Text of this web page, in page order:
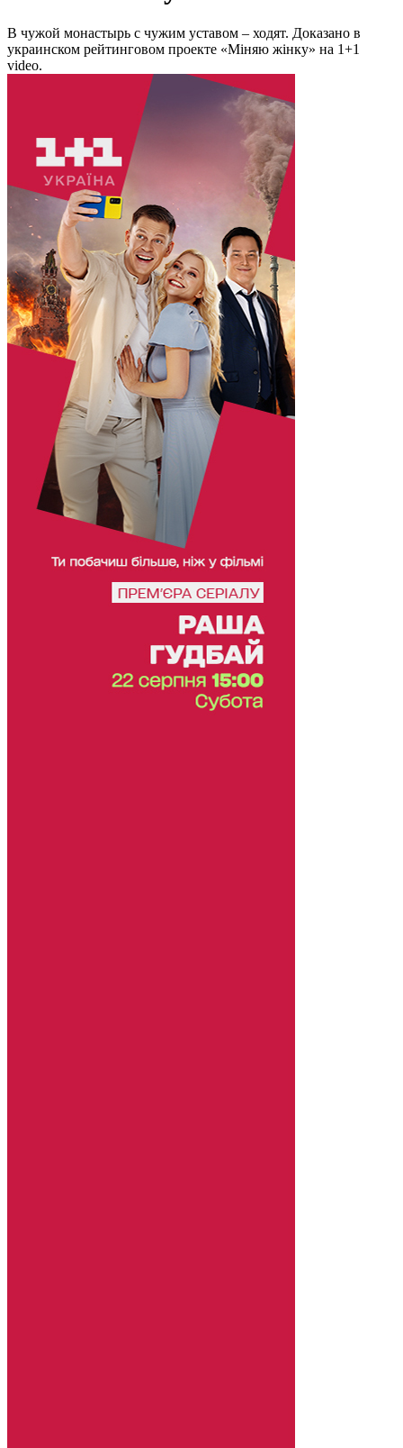
В чужой монастырь с чужим уставом – ходят. Доказано в
украинском рейтинговом проекте «Міняю жінку» на 1+1
video.